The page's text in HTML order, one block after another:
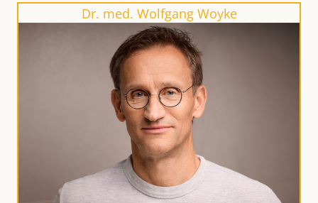
Dr. med. Wolfgang Woyke